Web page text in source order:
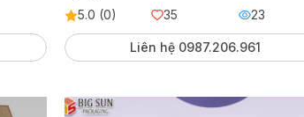
5.0 (0) 35 23
Liên hệ 0987.206.961